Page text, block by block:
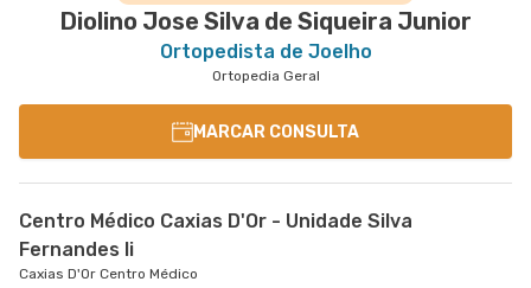
Diolino Jose Silva de Siqueira Junior
Ortopedista de Joelho
Ortopedia Geral
MARCAR CONSULTA
Centro Médico Caxias D'Or - Unidade Silva
Fernandes Ii
Caxias D'Or Centro Médico